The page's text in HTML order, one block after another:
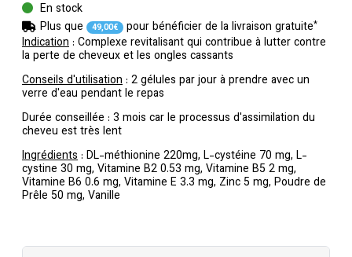
Indication : Complexe revitalisant qui contribue à lutter contre
la perte de cheveux et les ongles cassants
Conseils d'utilisation : 2 gélules par jour à prendre avec un
verre d'eau pendant le repas
Durée conseillée : 3 mois car le processus d'assimilation du
cheveu est très lent
Ingrédients : DL-méthionine 220mg, L-cystéine 70 mg, L-
cystine 30 mg, Vitamine B2 0.53 mg, Vitamine B5 2 mg,
Vitamine B6 0.6 mg, Vitamine E 3.3 mg, Zinc 5 mg, Poudre de
Prêle 50 mg, Vanille
En stock
Plus que
49,00€ pour bénéficier de la livraison gratuite*